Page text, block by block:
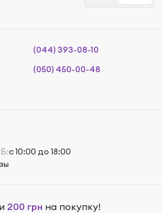
(044) 393-08-10
(050) 450-00-48
с 10:00 до 18:00
200 грн на покупку!